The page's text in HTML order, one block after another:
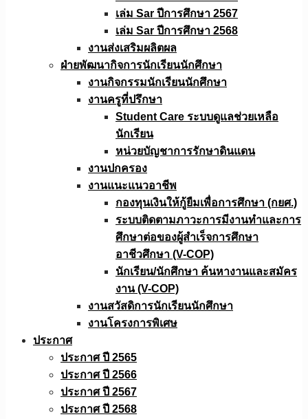
เล่ม Sar ปีการศึกษา 2567
เล่ม Sar ปีการศึกษา 2568
งานส่งเสริมผลิตผล
ฝ่ายพัฒนากิจการนักเรียนนักศึกษา
งานกิจกรรมนักเรียนนักศึกษา
งานครูที่ปรึกษา
Student Care ระบบดูแลช่วยเหลือ
นักเรียน
หน่วยบัญชาการรักษาดินแดน
งานปกครอง
งานแนะแนวอาชีพ
กองทุนเงินให้กู้ยืมเพื่อการศึกษา (กยศ.)
ระบบติดตามภาวะการมีงานทำและการ
ศึกษาต่อของผู้สำเร็จการศึกษา
อาชีวศึกษา (V-COP)
นักเรียน/นักศึกษา ค้นหางานและสมัคร
งาน (V-COP)
งานสวัสดิการนักเรียนนักศึกษา
งานโครงการพิเศษ
ประกาศ
ประกาศ ปี 2565
ประกาศ ปี 2566
ประกาศ ปี 2567
ประกาศ ปี 2568